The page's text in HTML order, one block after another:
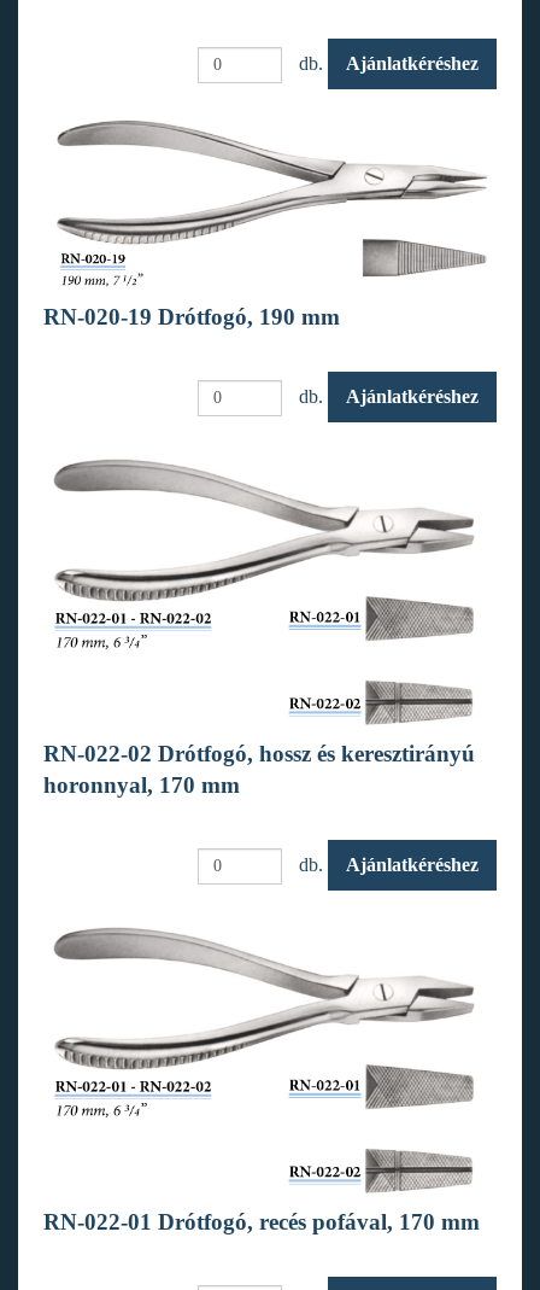
db. Ajánlatkéréshez
RN-020-19 Drótfogó, 190 mm
db. Ajánlatkéréshez
RN-022-02 Drótfogó, hossz és keresztirányú
horonnyal, 170 mm
db. Ajánlatkéréshez
RN-022-01 Drótfogó, recés pofával, 170 mm